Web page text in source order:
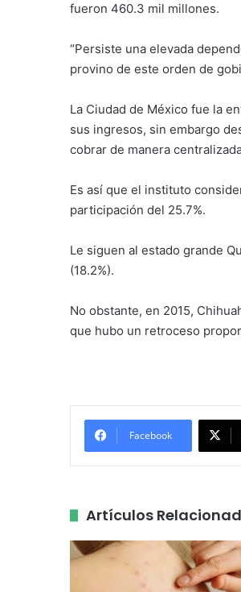
fueron 460.3 mil millones.
“Persiste una elevada
provino de este orden de
La Ciudad de México fue la
sus ingresos, sin embargo
cobrar de manera
Es así que el instituto
participación del 25.7%.
Le siguen al estado grande
(18.2%).
No obstante, en 2015,
que hubo un retroceso
Facebook
Artículos